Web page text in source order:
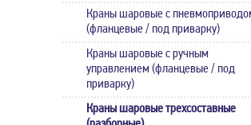
Краны шаровые с
(фланцевые / под приварку)
Краны шаровые с ручным
управлением (фланцевые / под
приварку)
Краны шаровые трехсоставные